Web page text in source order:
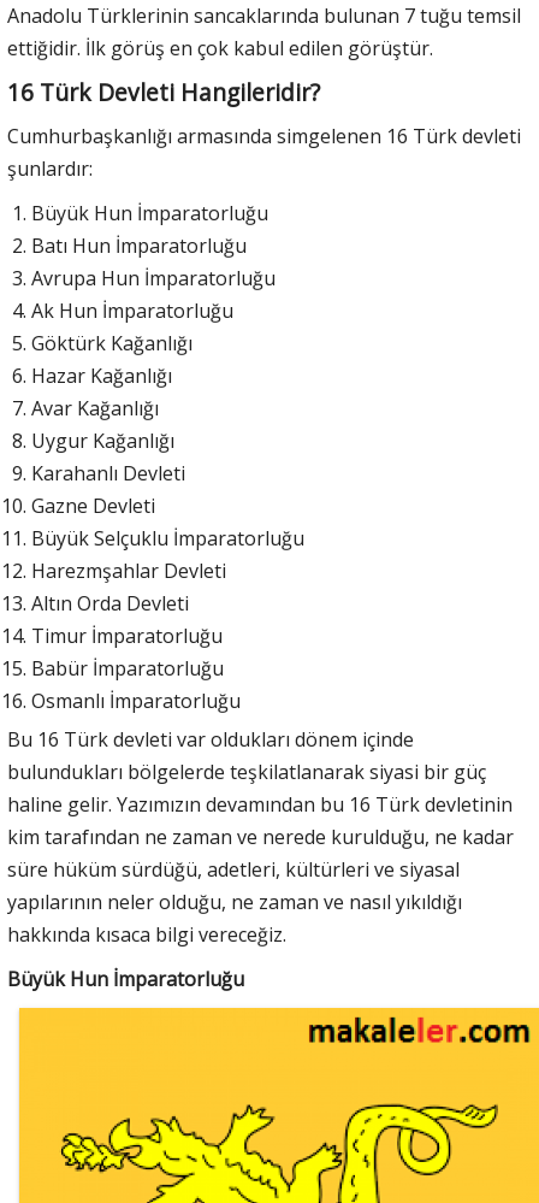
Anadolu Türklerinin sancaklarında bulunan 7 tuğu temsil
ettiğidir. İlk görüş en çok kabul edilen görüştür.
16 Türk Devleti Hangileridir?
Cumhurbaşkanlığı armasında simgelenen 16 Türk devleti
şunlardır:
Büyük Hun İmparatorluğu
Batı Hun İmparatorluğu
Avrupa Hun İmparatorluğu
Ak Hun İmparatorluğu
Göktürk Kağanlığı
Hazar Kağanlığı
Avar Kağanlığı
Uygur Kağanlığı
Karahanlı Devleti
Gazne Devleti
Büyük Selçuklu İmparatorluğu
Harezmşahlar Devleti
Altın Orda Devleti
Timur İmparatorluğu
Babür İmparatorluğu
Osmanlı İmparatorluğu
Bu 16 Türk devleti var oldukları dönem içinde
bulundukları bölgelerde teşkilatlanarak siyasi bir güç
haline gelir. Yazımızın devamından bu 16 Türk devletinin
kim tarafından ne zaman ve nerede kurulduğu, ne kadar
süre hüküm sürdüğü, adetleri, kültürleri ve siyasal
yapılarının neler olduğu, ne zaman ve nasıl yıkıldığı
hakkında kısaca bilgi vereceğiz.
Büyük Hun İmparatorluğu